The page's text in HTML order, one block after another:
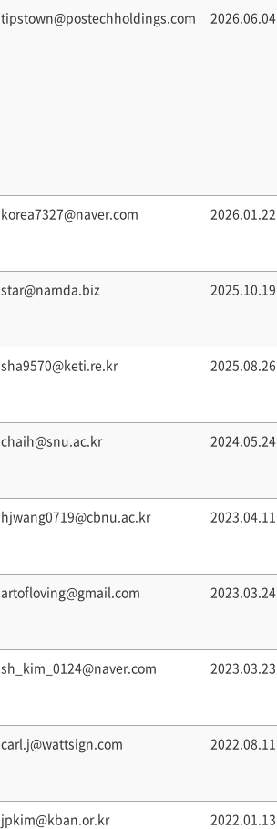
tipstown@postechholdings.com 2026.06.04
korea7327@naver.com 2026.01.22
star@namda.biz 2025.10.19
sha9570@keti.re.kr 2025.08.26
chaih@snu.ac.kr 2024.05.24
hjwang0719@cbnu.ac.kr 2023.04.11
artofloving@gmail.com 2023.03.24
sh_kim_0124@naver.com 2023.03.23
carl.j@wattsign.com 2022.08.11
jpkim@kban.or.kr 2022.01.13